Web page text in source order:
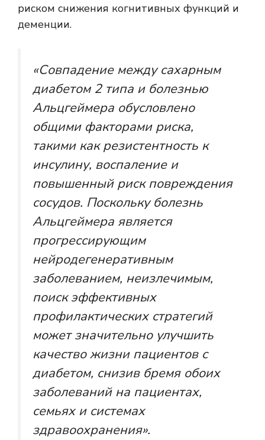
риском снижения когнитивных функций и
деменции.
«Совпадение между сахарным
диабетом 2 типа и болезнью
Альцгеймера обусловлено
общими факторами риска,
такими как резистентность к
инсулину, воспаление и
повышенный риск повреждения
сосудов. Поскольку болезнь
Альцгеймера является
прогрессирующим
нейродегенеративным
заболеванием, неизлечимым,
поиск эффективных
профилактических стратегий
может значительно улучшить
качество жизни пациентов с
диабетом, снизив бремя обоих
заболеваний на пациентах,
семьях и системах
здравоохранения».